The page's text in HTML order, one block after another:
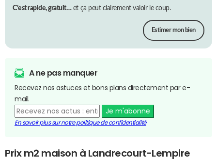
C’est rapide, gratuit…et ça peut clairement valoir le coup.
Estimer mon bien
A ne pas manquer
Recevez nos astuces et bons plans directement par e-
mail.
Je m'abonne
En savoir plus sur notre politique de confidentialité
Prix m2 maison à Landrecourt-Lempire